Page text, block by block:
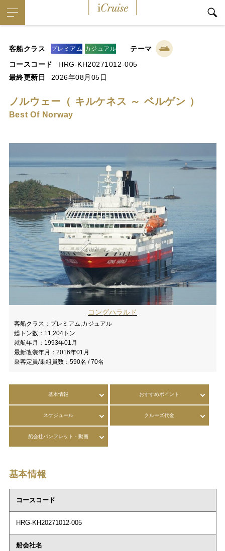
客船クラス プレミアム カジュアル
テーマ
コースコード
HRG-KH20271012-005
最終更新日
2026年08月05日
ノルウェー（ キルケネス ～ ベルゲン ）
Best Of Norway
コングハラルド
客船クラス： プレミアム,カジュアル
総トン数： 11,204トン
就航年月： 1993年01月
最新改装年月： 2016年01月
乗客定員/乗組員数： 590名 / 70名
基本情報 おすすめポイント
スケジュール クルーズ代金
船会社パンフレット・動画
基本情報
コースコード
HRG-KH20271012-005
船会社名